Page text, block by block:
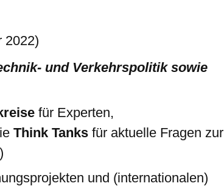
2022)
und Verkehrspolitik sowie
für Experten,
Think Tanks für aktuelle Fragen zur
und (internationalen)